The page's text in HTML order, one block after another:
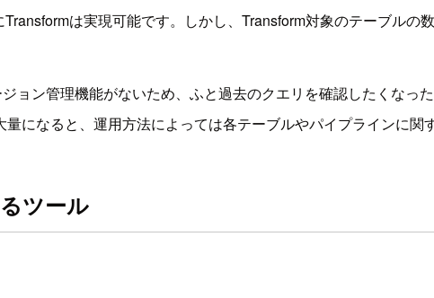
は実現可能です。しかし、Transform対象のテーブル
ョン管理機能がないため、ふと過去のクエリを確認したくなっ
になると、運用方法によっては各テーブルやパイプラインに関
ツール